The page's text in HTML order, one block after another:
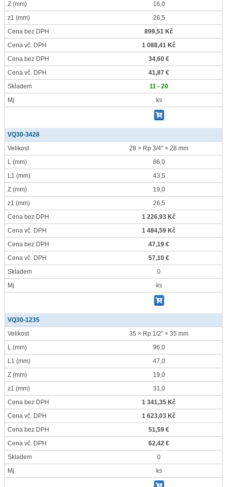
Z (mm)
16,0
z1 (mm)
26,5
Cena bez DPH
899,51 Kč
Cena vč. DPH
1 088,41 Kč
Cena bez DPH
34,60 €
Cena vč. DPH
41,87 €
Skladem
11 - 20
Mj
ks
VQ30-3428
Velikost
28 × Rp 3/4" × 28 mm
L (mm)
86,0
L1 (mm)
43,5
Z (mm)
19,0
z1 (mm)
26,5
Cena bez DPH
1 226,93 Kč
Cena vč. DPH
1 484,59 Kč
Cena bez DPH
47,19 €
Cena vč. DPH
57,10 €
Skladem
0
Mj
ks
VQ30-1235
Velikost
35 × Rp 1/2" × 35 mm
L (mm)
96,0
L1 (mm)
47,0
Z (mm)
19,0
z1 (mm)
31,0
Cena bez DPH
1 341,35 Kč
Cena vč. DPH
1 623,03 Kč
Cena bez DPH
51,59 €
Cena vč. DPH
62,42 €
Skladem
0
Mj
ks